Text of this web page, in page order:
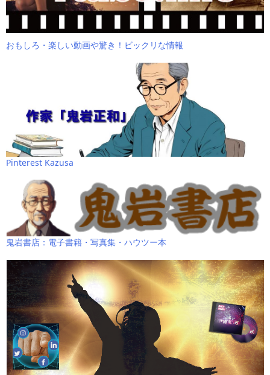
おもしろ・楽しい動画や驚き！ビックリな情報
Pinterest Kazusa
鬼岩書店：電子書籍・写真集・ハウツー本